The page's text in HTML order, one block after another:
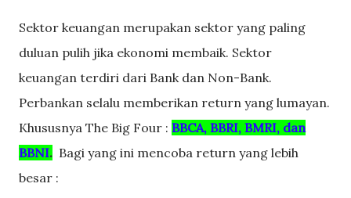
Sektor keuangan merupakan sektor yang paling
duluan pulih jika ekonomi membaik. Sektor
keuangan terdiri dari Bank dan Non-Bank.
Perbankan selalu memberikan return yang lumayan.
Khususnya The Big Four : BBCA, BBRI, BMRI, dan
BBNI. Bagi yang ini mencoba return yang lebih
besar :